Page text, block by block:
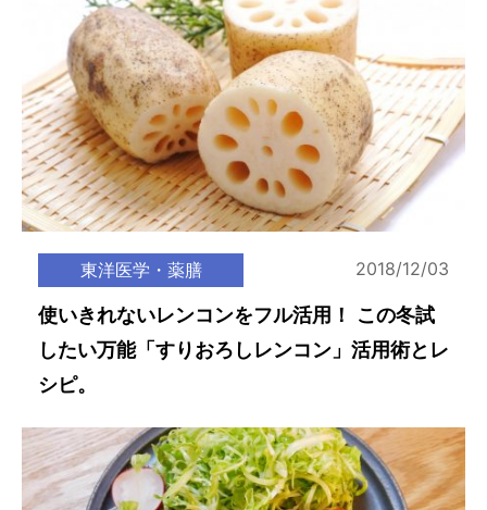
東洋医学・薬膳 2018/12/03
使いきれないレンコンをフル活用！ この冬試
したい万能「すりおろしレンコン」活用術とレ
シピ。